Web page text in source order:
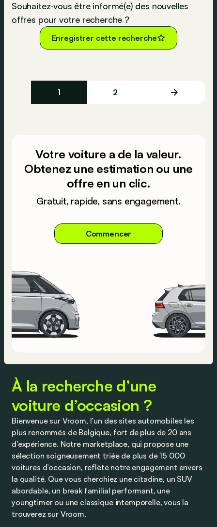
Souhaitez-vous être informé(e) des nouvelles
offres pour votre recherche ?
Enregistrer cette recherche
1 2
Votre voiture a de la valeur.
Obtenez une estimation ou une
offre en un clic.
Gratuit, rapide, sans engagement.
Commencer
À la recherche d’une
voiture d’occasion ?
Bienvenue sur Vroom, l’un des sites automobiles les
plus renommés de Belgique, fort de plus de 20 ans
d’expérience. Notre marketplace, qui propose une
sélection soigneusement triée de plus de 15 000
voitures d’occasion, reflète notre engagement envers
la qualité. Que vous cherchiez une citadine, un SUV
abordable, un break familial performant, une
youngtimer ou une classique intemporelle, vous la
trouverez sur Vroom.